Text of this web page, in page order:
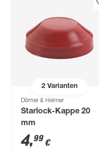
2Varianten
Dörner & Helmer
Starlock-Kappe 20
mm
4,99 €